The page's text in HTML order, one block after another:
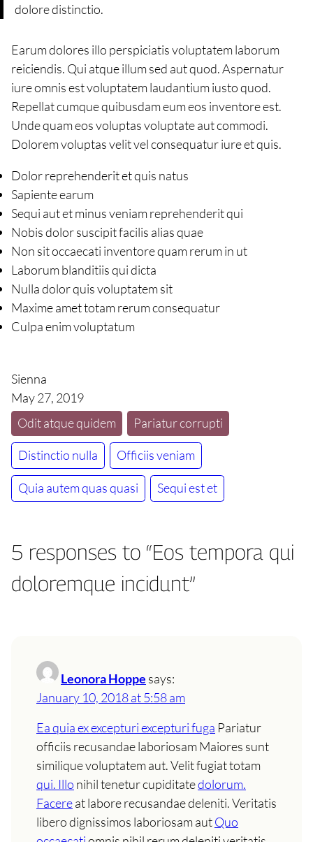
dolore distinctio.
Earum dolores illo perspiciatis voluptatem laborum
reiciendis. Qui atque illum sed aut quod. Aspernatur
iure omnis est voluptatem laudantium iusto quod.
Repellat cumque quibusdam eum eos inventore est.
Unde quam eos voluptas voluptate aut commodi.
Dolorem voluptas velit vel consequatur iure et quis.
Dolor reprehenderit et quis natus
Sapiente earum
Sequi aut et minus veniam reprehenderit qui
Nobis dolor suscipit facilis alias quae
Non sit occaecati inventore quam rerum in ut
Laborum blanditiis qui dicta
Nulla dolor quis voluptatem sit
Maxime amet totam rerum consequatur
Culpa enim voluptatum
Sienna
May 27, 2019
Odit atque quidem
Pariatur corrupti
Distinctio nulla Officiis veniam
Quia autem quas quasi Sequi est et
5 responses to “Eos tempora qui
doloremque incidunt”
Leonora Hoppe says:
January 10, 2018 at 5:58 am
Ea quia ex excepturi excepturi fuga Pariatur
officiis recusandae laboriosam Maiores sunt
similique voluptatem aut. Velit fugiat totam
qui. Illo nihil tenetur cupiditatedolorum.
Facereat labore recusandae deleniti. Veritatis
libero dignissimos laboriosam autQuo